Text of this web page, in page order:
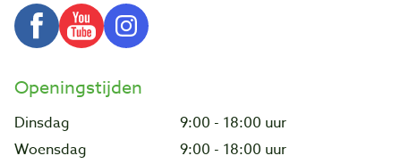
Openingstijden
Dinsdag
9:00 - 18:00 uur
Woensdag
9:00 - 18:00 uur